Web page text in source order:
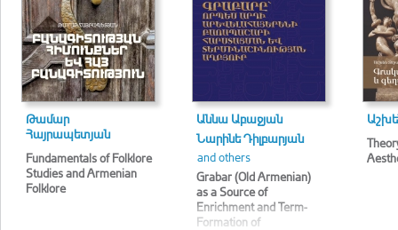
Թամար
Հայրապետյան
Fundamentals of Folklore
Studies and Armenian
Folklore
Աննա Աբաջյան
Նարինե Դիլբարյան
and others
Grabar (Old Armenian)
as a Source of
Enrichment and Term-
Formation of